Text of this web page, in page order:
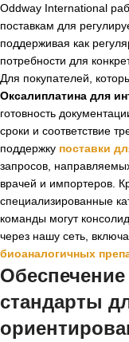
Oddway International
поставкам для
поддерживая как
потребности для
Для покупателей,
Оксалиплатина для
готовность
сроки и соответствие
поддержку поставки
запросов,
врачей и импортеров.
специализированные
команды могут
через нашу сеть,
биоаналогичных
стандарты